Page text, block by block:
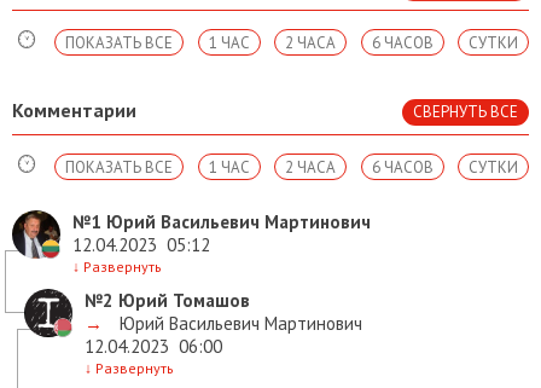
СУТКИ
6 ЧАСОВ
2 ЧАСА
1 ЧАС
ПОКАЗАТЬ ВСЕ
Комментарии СВЕРНУТЬ ВСЕ
СУТКИ
6 ЧАСОВ
2 ЧАСА
1 ЧАС
ПОКАЗАТЬ ВСЕ
№1 Юрий Васильевич Мартинович
12.04.2023 05:12
↓ Развернуть
№2 Юрий Томашов
→
Юрий Васильевич Мартинович
12.04.2023 06:00
↓ Развернуть